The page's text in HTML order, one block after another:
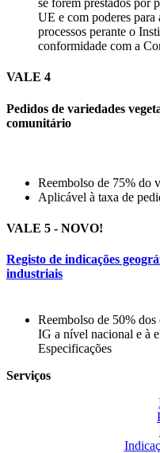
se forem prestados por
UE e com poderes para
processos perante o
conformidade com a
VALE 4
Pedidos de variedades
comunitário
Reembolso de 75% do
Aplicável à taxa de
VALE 5 - NOVO!
Registo de indicações
industriais
Reembolso de 50%
IG a nível nacional e à
Especificações
Serviços